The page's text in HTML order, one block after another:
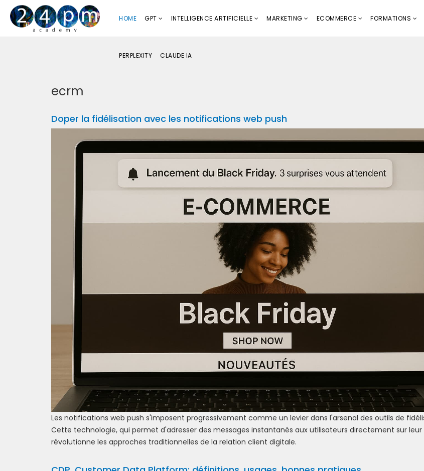
HOME GPT INTELLIGENCE ARTIFICIELLE MARKETING ECOMMERCE FORMATIONS
PERPLEXITY CLAUDE IA
ecrm
Doper la fidélisation avec les notifications web push
Les notifications web push s'imposent progressivement comme un levier dans l'arsenal des outils de
Cette technologie, qui permet d'adresser des messages instantanés aux utilisateurs directement sur leur
révolutionne les approches traditionnelles de la relation client digitale.